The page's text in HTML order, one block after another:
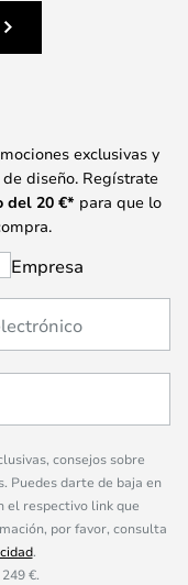
exclusivas y
diseño. Regístrate
del 20 €* para que lo
Empresa
consejos sobre
Puedes darte de baja en
el respectivo link que
por favor, consulta
.
€.